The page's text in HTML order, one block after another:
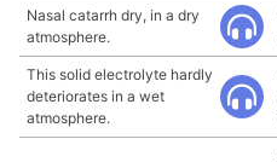
Nasal catarrh dry, in a dry
atmosphere.
This solid electrolyte hardly
deteriorates in a wet
atmosphere.